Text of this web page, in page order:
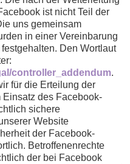
ist nicht Teil der
uns gemeinsam
in einer Vereinbarung
Den Wortlaut
controller_addendum.
für die Erteilung der
des Facebook-
sichere
Website
der Facebook-
Betroffenenrechte
der bei Facebook